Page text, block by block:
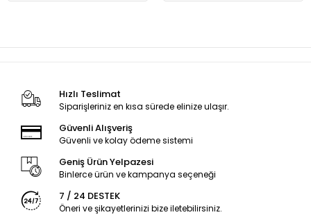
Hızlı Teslimat
Siparişleriniz en kısa sürede elinize ulaşır.
Güvenli Alışveriş
Güvenli ve kolay ödeme sistemi
Geniş Ürün Yelpazesi
Binlerce ürün ve kampanya seçeneği
7 / 24 DESTEK
Öneri ve şikayetlerinizi bize iletebilirsiniz.